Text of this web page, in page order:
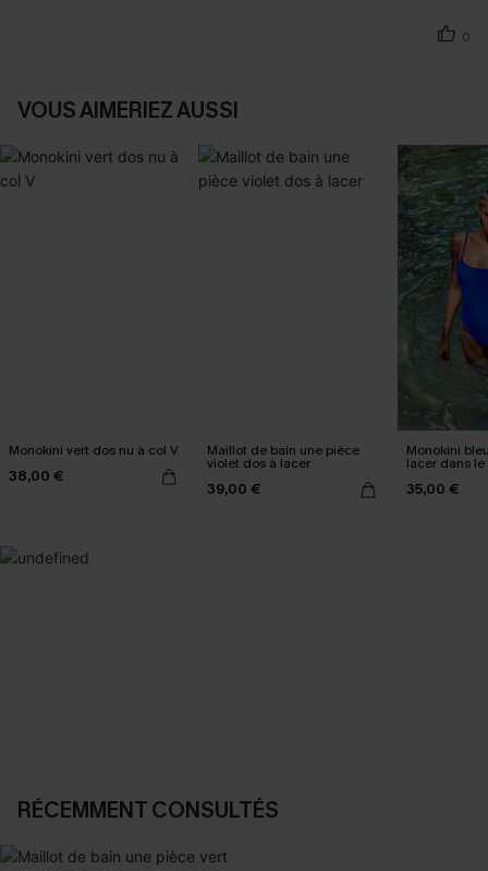
0
VOUS AIMERIEZ AUSSI
Monokini vert dos nu à col V
38,00 €
Maillot de bain une pièce
violet dos à lacer
39,00 €
Monokini
lacer dans le
35,00 €
RÉCEMMENT CONSULTÉS